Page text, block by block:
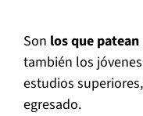
Son los que
también los
estudios
egresado.